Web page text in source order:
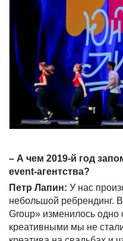
– А чем 2019-й год
event-агентства?
Петр Лапин: У нас
небольшой ребрендинг.
Group» изменилось одно
креативными мы не